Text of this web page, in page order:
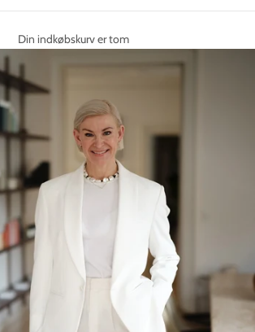
Din indkøbskurv er tom